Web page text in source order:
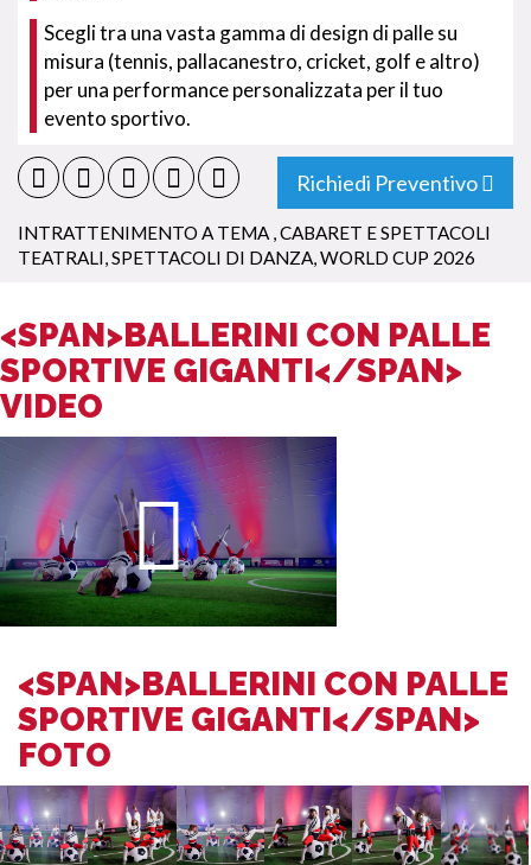
Scegli tra una vasta gamma di design di palle su
misura (tennis, pallacanestro, cricket, golf e altro)
per una performance personalizzata per il tuo
evento sportivo.
Richiedi Preventivo
INTRATTENIMENTO A TEMA ,CABARET E SPETTACOLI
TEATRALI,SPETTACOLI DI DANZA,WORLD CUP 2026
<SPAN>BALLERINI CON PALLE
SPORTIVE GIGANTI</SPAN>
VIDEO
<SPAN>BALLERINI CON PALLE
SPORTIVE GIGANTI</SPAN>
FOTO